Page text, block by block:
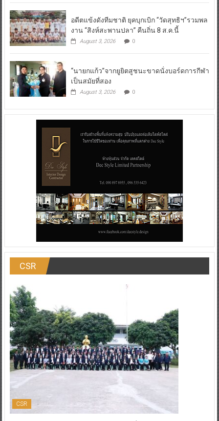
อดีตแข้งดังทีมชาติ ยุคบุกเบิก “วัดสุทธิฯ”รวมพล
งาน “สิงห์สะพานปลา” คืนถิ่น 8 ส.ค.นี้
August 3, 2026 0
“นายกแก้ว”จากยูยิตสูชนะขาดนั่งบอร์ดการกีฬา
เป็นสมัยที่สอง
August 3, 2026 0
CSR
CSR